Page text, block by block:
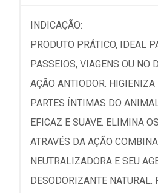
INDICAÇÃO:
PRODUTO PRÁTICO, IDEAL
PASSEIOS, VIAGENS OU NO
AÇÃO ANTIODOR. HIGIENIZA
PARTES ÍNTIMAS DO
EFICAZ E SUAVE. ELIMINA
ATRAVÉS DA AÇÃO
NEUTRALIZADORA E SEU
DESODORIZANTE NATURAL.